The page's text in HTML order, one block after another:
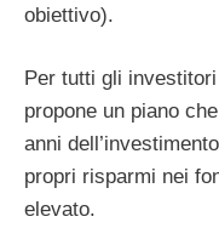
obiettivo).
Per tutti gli
propone un piano
anni
propri risparmi nei
elevato.